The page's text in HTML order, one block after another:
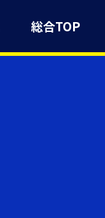
総合TOP